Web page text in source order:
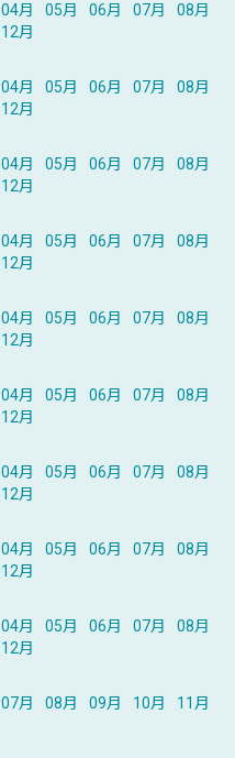
04月 05月 06月 07月
08月
12月
04月 05月 06月 07月
08月
12月
04月 05月 06月 07月
08月
12月
04月 05月 06月 07月
08月
12月
04月 05月 06月 07月
08月
12月
04月 05月 06月 07月
08月
12月
04月 05月 06月 07月
08月
12月
04月 05月 06月 07月
08月
12月
04月 05月 06月 07月
08月
12月
07月 08月 09月 10月
11月